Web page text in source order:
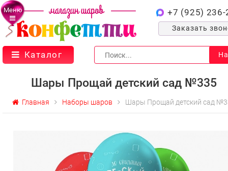
Меню +7 (925) 236-
Заказать
Каталог
Шары Прощай детский сад №335
Главная Наборы шаров Шары Прощай детский сад